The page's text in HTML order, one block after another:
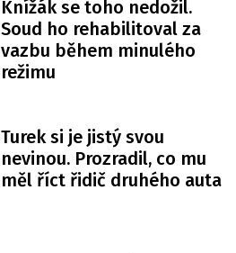
Knížák se toho nedožil.
Soud ho rehabilitoval za
vazbu během minulého
režimu
Turek si je jistý svou
nevinou. Prozradil, co mu
měl říct řidič druhého auta